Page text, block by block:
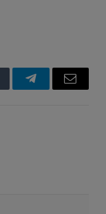
TelegramEmail